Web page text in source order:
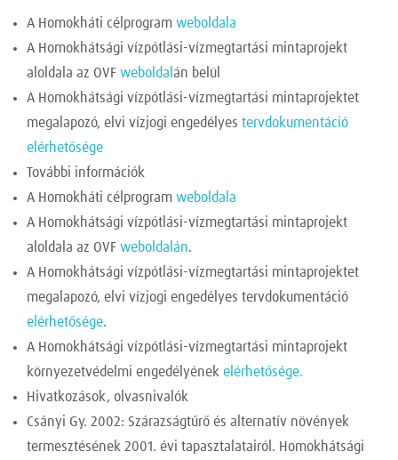
A Homokháti célprogram weboldala
A Homokhátsági vízpótlási-vízmegtartási mintaprojekt
aloldala az OVF weboldal án belül
A Homokhátsági vízpótlási-vízmegtartási mintaprojektet
megalapozó, elvi vízjogi engedélyes tervdokumentáció
elérhetősége
További információk
A Homokháti célprogram weboldala
A Homokhátsági vízpótlási-vízmegtartási mintaprojekt
aloldala az OVF weboldalán.
A Homokhátsági vízpótlási-vízmegtartási mintaprojektet
megalapozó, elvi vízjogi engedélyes tervdokumentáció
elérhetősége.
A Homokhátsági vízpótlási-vízmegtartási mintaprojekt
környezetvédelmi engedélyének elérhetősége.
Hivatkozások, olvasnivalók
Csányi Gy. 2002: Szárazságtűrő és alternatív növények
termesztésének 2001. évi tapasztalatairól. Homokhátsági